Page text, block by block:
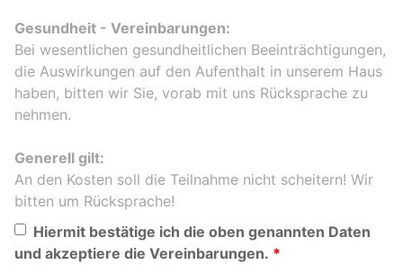
Gesundheit - Vereinbarungen:
Bei wesentlichen gesundheitlichen Beeinträchtigungen,
die Auswirkungen auf den Aufenthalt in unserem Haus
haben, bitten wir Sie, vorab mit uns Rücksprache zu
nehmen.
Generell gilt:
An den Kosten soll die Teilnahme nicht scheitern! Wir
bitten um Rücksprache!
Hiermit bestätige ich die oben genannten Daten
und akzeptiere die Vereinbarungen.